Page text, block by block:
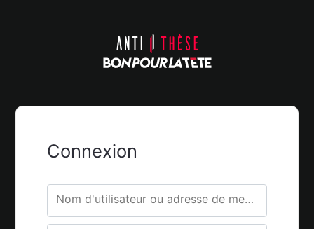
Connexion
Nom d'utilisateur ou adresse de messagerie.